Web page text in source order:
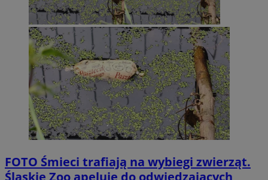
FOTO Śmieci trafiają na wybiegi zwierząt.